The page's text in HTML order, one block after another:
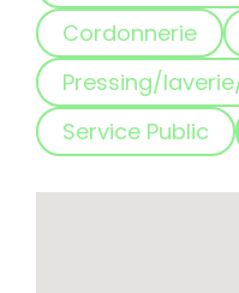
Cordonnerie
Pressing/
Service Public